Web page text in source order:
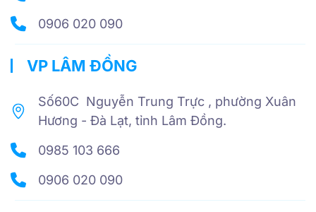
0906 020 090
VP LÂM ĐỒNG
Số60C Nguyễn Trung Trực , phường Xuân
Hương - Đà Lạt, tỉnh Lâm Đồng.
0985 103 666
0906 020 090